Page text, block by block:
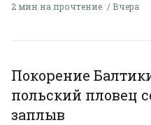
2 мин на прочтение Вчера
Покорение
польский пловец
заплыв